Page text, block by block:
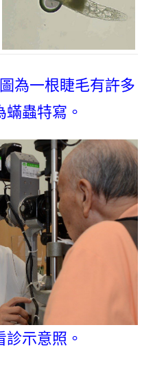
為一根睫毛有許多
蟲特寫。
示意照。